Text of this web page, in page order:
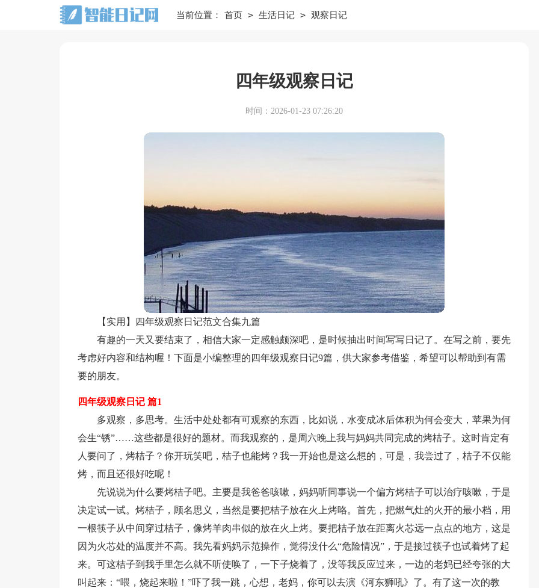
当前位置： 首页 > 生活日记 > 观察日记
四年级观察日记
时间：2026-01-23 07:26:20
【实用】四年级观察日记范文合集九篇
有趣的一天又要结束了，相信大家一定感触颇深吧，是时候抽出时间写写日记了。在写之前，要先
考虑好内容和结构喔！下面是小编整理的四年级观察日记9篇，供大家参考借鉴，希望可以帮助到有需
要的朋友。
四年级观察日记 篇1
多观察，多思考。生活中处处都有可观察的东西，比如说，水变成冰后体积为何会变大，苹果为何
会生“锈”……这些都是很好的题材。而我观察的，是周六晚上我与妈妈共同完成的烤桔子。这时肯定有
人要问了，烤桔子？你开玩笑吧，桔子也能烤？我一开始也是这么想的，可是，我尝过了，桔子不仅能
烤，而且还很好吃呢！
先说说为什么要烤桔子吧。主要是我爸爸咳嗽，妈妈听同事说一个偏方烤桔子可以治疗咳嗽，于是
决定试一试。烤桔子，顾名思义，当然是要把桔子放在火上烤咯。首先，把燃气灶的火开的最小档，用
一根筷子从中间穿过桔子，像烤羊肉串似的放在火上烤。要把桔子放在距离火芯远一点点的地方，这是
因为火芯处的温度并不高。我先看妈妈示范操作，觉得没什么“危险情况”，于是接过筷子也试着烤了起
来。可这桔子到我手里怎么就不听使唤了，一下子烧着了，没等我反应过来，一边的老妈已经夸张的大
叫起来：“喂，烧起来啦！”吓了我一跳，心想，老妈，你可以去演《河东狮吼》了。有了这一次的教